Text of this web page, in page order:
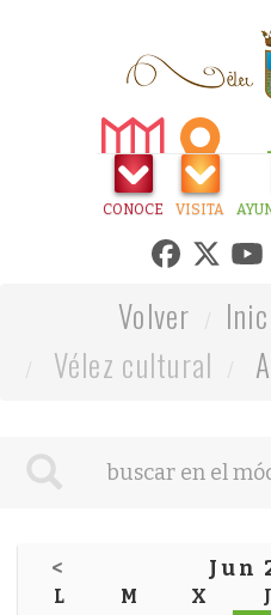
CONOCE VISITA
Volver
Vélez cultural
< Jun
L M X J